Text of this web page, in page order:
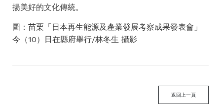
揚美好的文化傳統。
圖：苗栗「日本再生能源及產業發展考察成果發表會」
今（10）日在縣府舉行/林冬生 攝影
返回上一頁